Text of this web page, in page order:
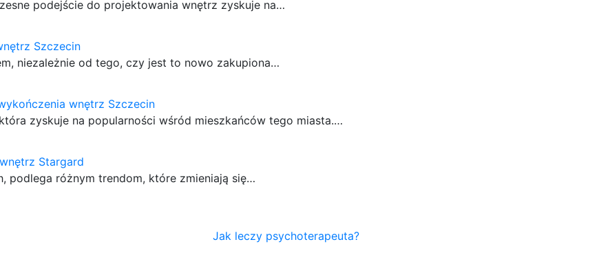
podejście do projektowania wnętrz zyskuje na…
Szczecin
niezależnie od tego, czy jest to nowo zakupiona…
wnętrz Szczecin
zyskuje na popularności wśród mieszkańców tego miasta.…
Stargard
podlega różnym trendom, które zmieniają się…
Jak leczy psychoterapeuta?